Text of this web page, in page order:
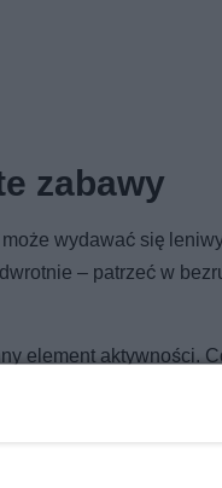
zabawy
wydawać się
– patrzeć w
element aktywności.
łóżkach śpiących